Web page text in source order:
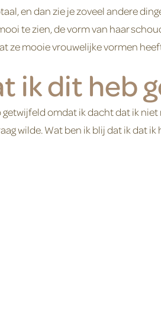
en dan zie je zoveel andere
te zien, de vorm van haar
ze mooie vrouwelijke vormen
ik dit heb
getwijfeld omdat ik dacht dat ik
wilde. Wat ben ik blij dat ik dat ik